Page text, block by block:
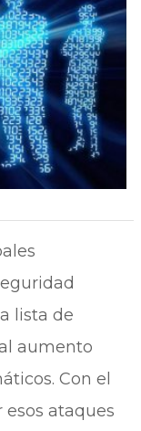
lista de
aumento
Con el
ataques